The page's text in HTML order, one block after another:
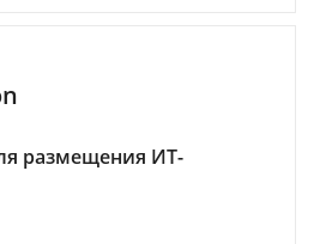
размещения ИТ-